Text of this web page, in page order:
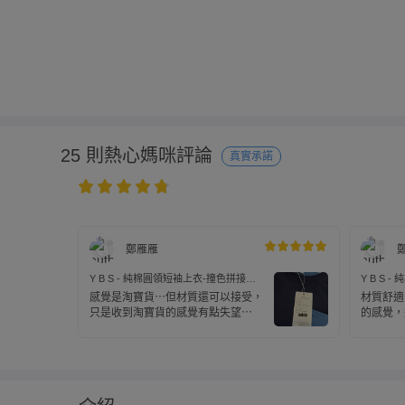
25 則熱心媽咪評論 真實承諾
鄭雁雁
Y B S - 純棉圓領短袖上衣-撞色拼接口
袋-藏青色
感覺是淘寶貨⋯但材質還可以接受，
只是收到淘寶貨的感覺有點失望⋯
Y B S -
綠色
材質舒
的感覺